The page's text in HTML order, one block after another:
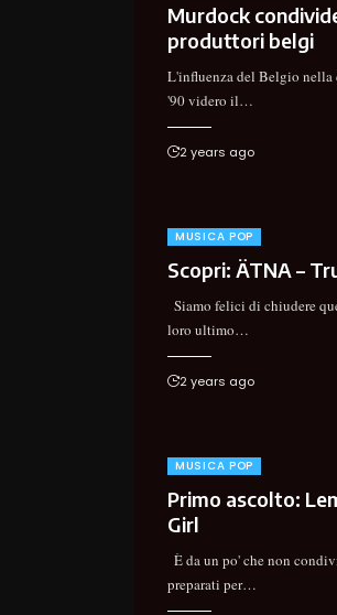
Murdock
produttori belgi
L'influenza del Belgio nella
'90 videro il…
2 years ago
MUSICA POP
Scopri: ÄTNA –
Siamo felici di chiudere
loro ultimo…
2 years ago
MUSICA POP
Primo ascolto:
Girl
È da un po' che non
preparati per…